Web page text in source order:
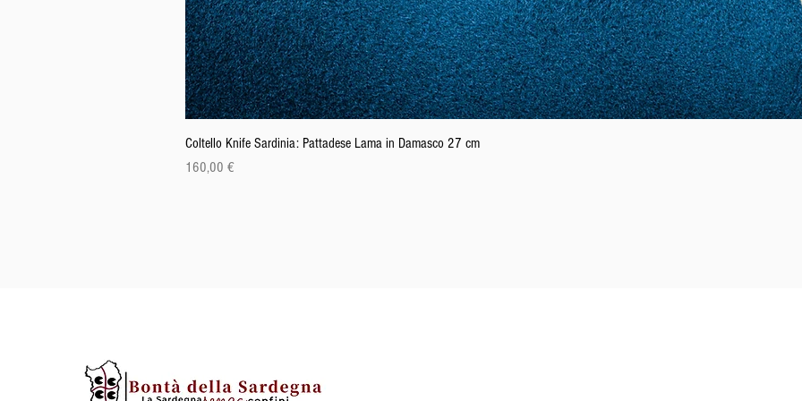
Coltello Knife Sardinia: Pattadese Lama in Damasco 27 cm
Preis
160,00 €